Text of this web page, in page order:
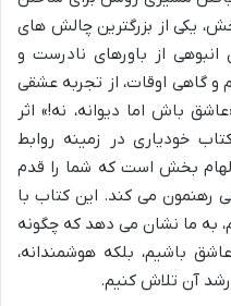
یکی از بزرگترین چالش های
از باورهای نادرست و
و گاهی اوقات، از تجربه عشقی
باش اما دیوانه، نه!» اثر
خودیاری در زمینه روابط
بخش است که شما را قدم
رهنمون می کند. این کتاب با
به ما نشان می دهد که چگونه
باشیم، بلکه هوشمندانه،
رشد آن تلاش کنیم.